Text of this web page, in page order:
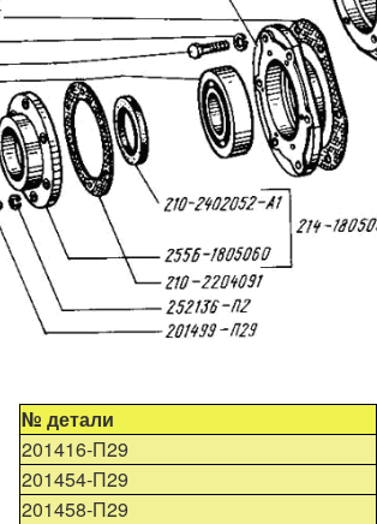
№ детали
201416-П29
201454-П29
201458-П29